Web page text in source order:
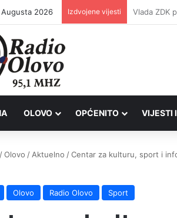
2026 Izdvojene vijesti
OLOVO OPĆENITO VIJESTI
/Olovo / Aktuelno /Centar za kulturu, sport i
Olovo Radio Olovo Sport